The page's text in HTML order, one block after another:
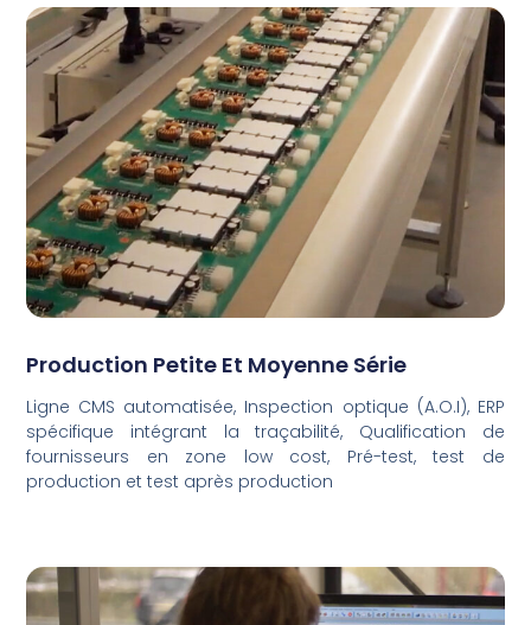
Production Petite Et Moyenne Série
Ligne CMS automatisée, Inspection optique (A.O.I), ERP
spécifique intégrant la traçabilité, Qualification de
fournisseurs en zone low cost, Pré-test, test de
production et test après production